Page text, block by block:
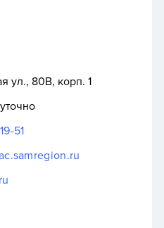
ул., 80В, корп. 1
51